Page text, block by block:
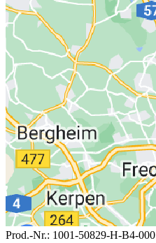
Prod.-Nr.: 1001-50829-H-B4-000